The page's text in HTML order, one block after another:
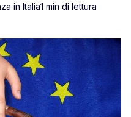
in Italia1 min di lettura